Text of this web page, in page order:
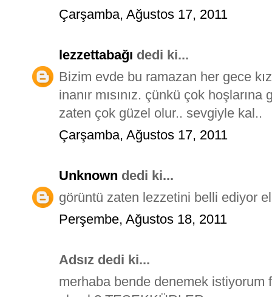
Çarşamba, Ağustos 17, 2011
lezzettabağı dedi ki...
Bizim evde bu ramazan her gece
inanır mısınız. çünkü çok
zaten çok güzel olur.. sevgiyle kal..
Çarşamba, Ağustos 17, 2011
Unknown dedi ki...
görüntü zaten lezzetini belli ediyor
Perşembe, Ağustos 18, 2011
Adsız dedi ki...
merhaba bende denemek